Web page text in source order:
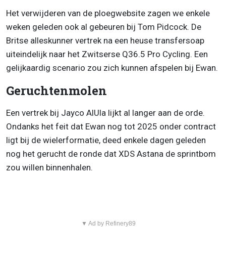
Het verwijderen van de ploegwebsite zagen we enkele
weken geleden ook al gebeuren bij Tom Pidcock. De
Britse alleskunner vertrek na een heuse transfersoap
uiteindelijk naar het Zwitserse Q36.5 Pro Cycling. Een
gelijkaardig scenario zou zich kunnen afspelen bij Ewan.
Geruchtenmolen
Een vertrek bij Jayco AlUla lijkt al langer aan de orde.
Ondanks het feit dat Ewan nog tot 2025 onder contract
ligt bij de wielerformatie, deed enkele dagen geleden
nog het gerucht de ronde dat XDS Astana de sprintbom
zou willen binnenhalen.
▼ Ad by Refinery89